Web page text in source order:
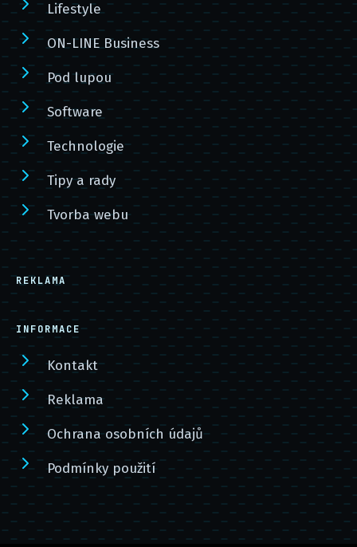
Lifestyle
ON-LINE Business
Pod lupou
Software
Technologie
Tipy a rady
Tvorba webu
REKLAMA
INFORMACE
Kontakt
Reklama
Ochrana osobních údajů
Podmínky použití